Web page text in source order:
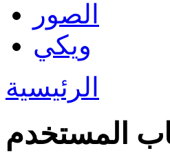
الصور
ويكي
الرئيسية
المستخدم